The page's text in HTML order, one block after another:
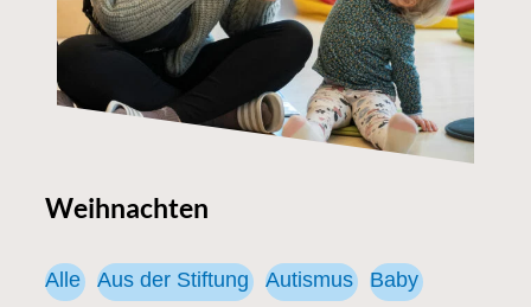
Weihnachten
Alle Aus der Stiftung Autismus Baby